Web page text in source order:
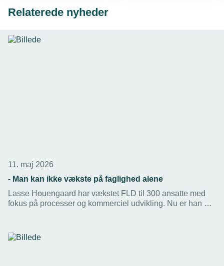
Relaterede nyheder
11. maj 2026
- Man kan ikke vækste på faglighed alene
Lasse Houengaard har vækstet FLD til 300 ansatte med
fokus på processer og kommerciel udvikling. Nu er han nyt
omstilling.